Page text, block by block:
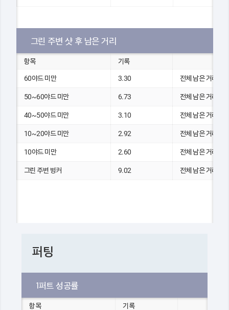
그린 주변 샷 후 남은 거리
항목 기록
60야드 미만 3.30 전체 남은 거리
50~60야드 미만 6.73 전체 남은 거리
40~50야드 미만 3.10 전체 남은 거리
10~20야드 미만 2.92 전체 남은 거리
10야드 미만 2.60 전체 남은 거리
그린 주변 벙커 9.02 전체 남은 거리
퍼팅
1퍼트 성공률
항목 기록